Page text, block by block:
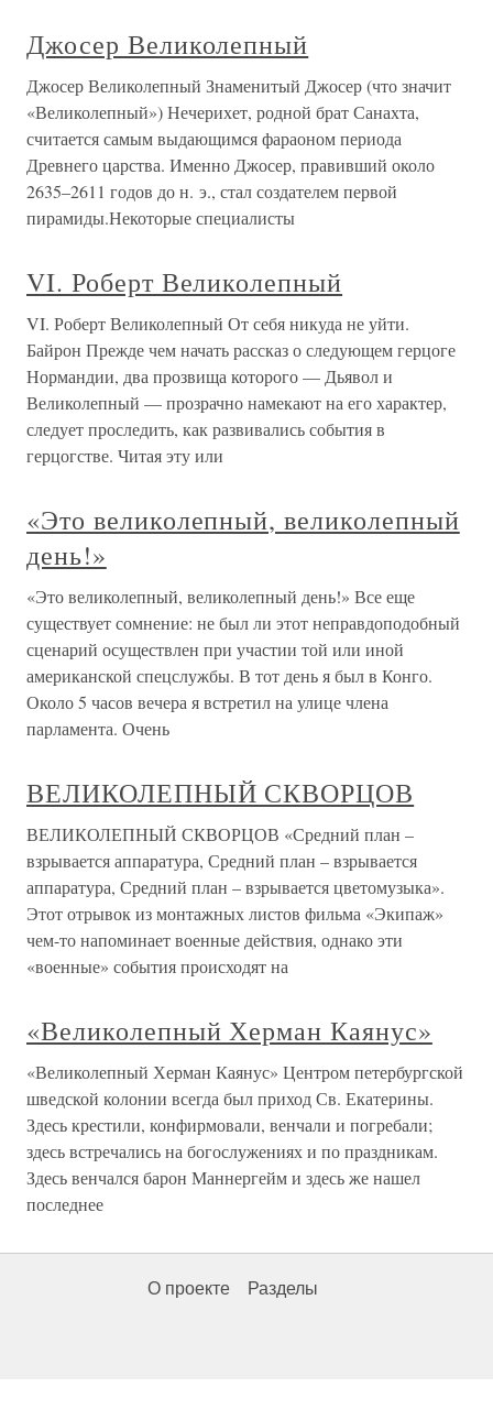
Джосер Великолепный
Джосер Великолепный Знаменитый Джосер (что значит
«Великолепный») Нечерихет, родной брат Санахта,
считается самым выдающимся фараоном периода
Древнего царства. Именно Джосер, правивший около
2635–2611 годов до н. э., стал создателем первой
пирамиды.Некоторые специалисты
VI. Роберт Великолепный
VI. Роберт Великолепный От себя никуда не уйти.
Байрон Прежде чем начать рассказ о следующем герцоге
Нормандии, два прозвища которого — Дьявол и
Великолепный — прозрачно намекают на его характер,
следует проследить, как развивались события в
герцогстве. Читая эту или
«Это великолепный, великолепный
день!»
«Это великолепный, великолепный день!» Все еще
существует сомнение: не был ли этот неправдоподобный
сценарий осуществлен при участии той или иной
американской спецслужбы. В тот день я был в Конго.
Около 5 часов вечера я встретил на улице члена
парламента. Очень
ВЕЛИКОЛЕПНЫЙ СКВОРЦОВ
ВЕЛИКОЛЕПНЫЙ СКВОРЦОВ «Средний план –
взрывается аппаратура, Средний план – взрывается
аппаратура, Средний план – взрывается цветомузыка».
Этот отрывок из монтажных листов фильма «Экипаж»
чем-то напоминает военные действия, однако эти
«военные» события происходят на
«Великолепный Херман Каянус»
«Великолепный Херман Каянус» Центром петербургской
шведской колонии всегда был приход Св. Екатерины.
Здесь крестили, конфирмовали, венчали и погребали;
здесь встречались на богослужениях и по праздникам.
Здесь венчался барон Маннергейм и здесь же нашел
последнее
О проекте Разделы